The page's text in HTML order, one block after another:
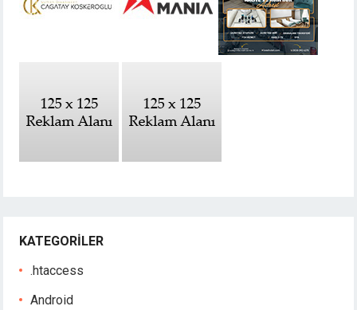
KATEGORILER
.htaccess
Android